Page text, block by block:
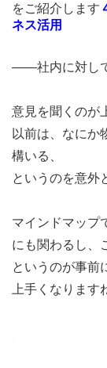
をご紹介します
ネス活用
――社内に対し
意見を聞くのが
以前は、なにか
構いる、
というのを意外
マインドマップ
にも関わるし、
というのが事前
上手くなります